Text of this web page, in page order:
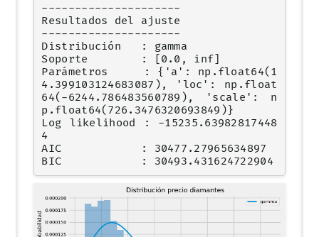
---------------------
Resultados del ajuste
---------------------
Distribución   : gamma
Soporte        : [0.0, inf]
Parámetros     : {'a': np.float64(1
4.399103124683087), 'loc': np.float
64(-6244.786483560789), 'scale': n
p.float64(726.3476320693849)}
Log likelihood : -15235.63982817448
4
AIC            : 30477.27965634897
BIC            : 30493.431624722904